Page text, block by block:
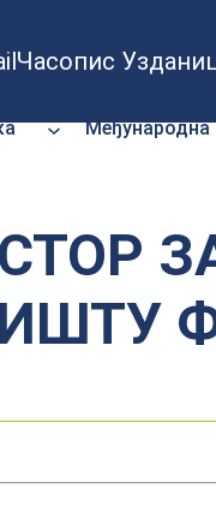
Часопис